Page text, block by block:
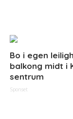
Bo i egen
balkong midt i
sentrum
Sponset